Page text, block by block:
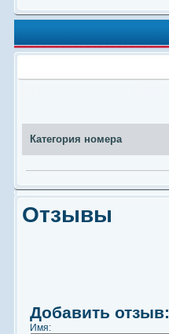
Категория номера
Отзывы
Добавить отзыв:
Имя: